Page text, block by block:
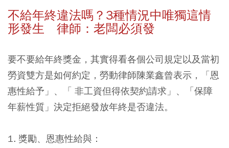
不給年終違法嗎？3種情況中唯獨這情
形發生 律師：老闆必須發
要不要給年終獎金，其實得看各個公司規定以及當初
勞資雙方是如何約定，勞動律師陳業鑫曾表示，「恩
惠性給予」、「 非工資但得依契約請求」、「保障
年薪性質」決定拒絕發放年終是否違法。
1. 獎勵、恩惠性給與：